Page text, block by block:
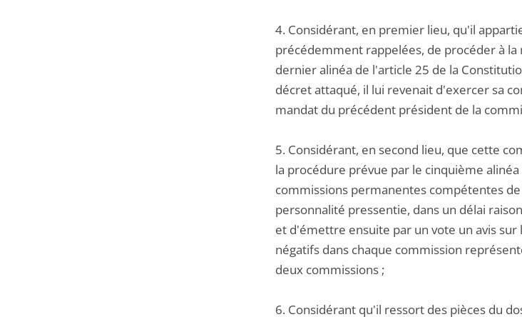
4. Considérant, en premier lieu, qu'il
précédemment rappelées, de procéder à
dernier alinéa de l'article 25 de la
décret attaqué, il lui revenait d'exercer sa
mandat du précédent président de la
5. Considérant, en second lieu, que cette
la procédure prévue par le cinquième
commissions permanentes compétentes
personnalité pressentie, dans un délai
et d'émettre ensuite par un vote un avis
négatifs dans chaque commission
deux commissions ;
6. Considérant qu'il ressort des pièces du